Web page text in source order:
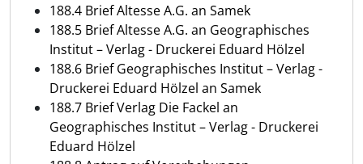
188.4 Brief Altesse A.G. an Samek
188.5 Brief Altesse A.G. an Geographisches
Institut – Verlag - Druckerei Eduard Hölzel
188.6 Brief Geographisches Institut – Verlag -
Druckerei Eduard Hölzel an Samek
188.7 Brief Verlag Die Fackel an
Geographisches Institut – Verlag - Druckerei
Eduard Hölzel